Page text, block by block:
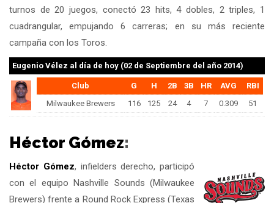
turnos de 20 juegos, conectó 23 hits, 4 dobles, 2 triples, 1
cuadrangular, empujando 6 carreras; en su más reciente
campaña con los Toros.
Eugenio Vélez al día de hoy (02 de Septiembre del año 2014)
Club G H 2B 3B HR AVG
RBI
Milwaukee Brewers
116 125 24 4 7 0.309 51
Héctor Gómez:
Héctor Gómez, infielders derecho, participó
con el equipo Nashville Sounds (Milwaukee
Brewers) frente a Round Rock Express (Texas